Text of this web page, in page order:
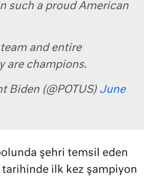
such a proud American
team and entire
are champions.
Biden (@POTUS) June
şehri temsil eden
tarihinde ilk kez şampiyon